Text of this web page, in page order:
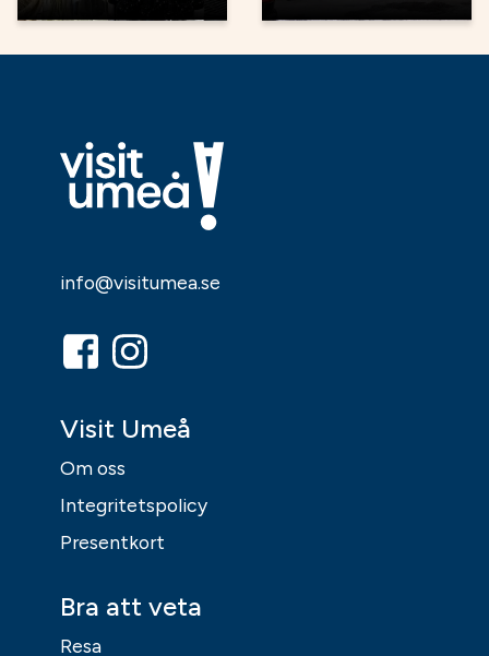
info@visitumea.se
Visit Umeå
Om oss
Integritetspolicy
Presentkort
Bra att veta
Resa